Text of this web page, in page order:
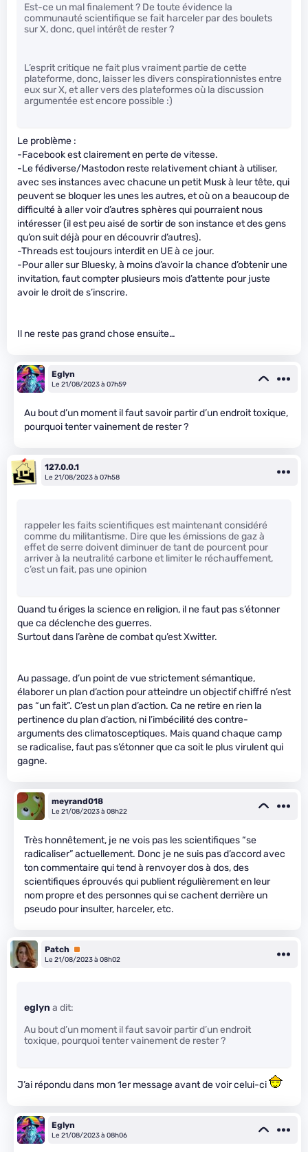
Est-ce un mal finalement ? De toute évidence la
communauté scientifique se fait harceler par des boulets
sur X, donc, quel intérêt de rester ?
L’esprit critique ne fait plus vraiment partie de cette
plateforme, donc, laisser les divers conspirationnistes entre
eux sur X, et aller vers des plateformes où la discussion
argumentée est encore possible :)
Le problème :
-Facebook est clairement en perte de vitesse.
-Le fédiverse/Mastodon reste relativement chiant à utiliser,
avec ses instances avec chacune un petit Musk à leur tête, qui
peuvent se bloquer les unes les autres, et où on a beaucoup de
difficulté à aller voir d’autres sphères qui pourraient nous
intéresser (il est peu aisé de sortir de son instance et des gens
qu’on suit déjà pour en découvrir d’autres).
-Threads est toujours interdit en UE à ce jour.
-Pour aller sur Bluesky, à moins d’avoir la chance d’obtenir une
invitation, faut compter plusieurs mois d’attente pour juste
avoir le droit de s’inscrire.
Il ne reste pas grand chose ensuite…
Eglyn
Le 21/08/2023 à 07h59
Au bout d’un moment il faut savoir partir d’un endroit toxique,
pourquoi tenter vainement de rester ?
127.0.0.1
Le 21/08/2023 à 07h58
rappeler les faits scientifiques est maintenant considéré
comme du militantisme. Dire que les émissions de gaz à
effet de serre doivent diminuer de tant de pourcent pour
arriver à la neutralité carbone et limiter le réchauffement,
c’est un fait, pas une opinion
Quand tu ériges la science en religion, il ne faut pas s’étonner
que ca déclenche des guerres.
Surtout dans l’arène de combat qu’est Xwitter.
Au passage, d’un point de vue strictement sémantique,
élaborer un plan d’action pour atteindre un objectif chiffré n’est
pas “un fait”. C’est un plan d’action. Ca ne retire en rien la
pertinence du plan d’action, ni l’imbécilité des contre-
arguments des climatosceptiques. Mais quand chaque camp
se radicalise, faut pas s’étonner que ca soit le plus virulent qui
gagne.
meyrand018
Le 21/08/2023 à 08h22
Très honnêtement, je ne vois pas les scientifiques “se
radicaliser” actuellement. Donc je ne suis pas d’accord avec
ton commentaire qui tend à renvoyer dos à dos, des
scientifiques éprouvés qui publient régulièrement en leur
nom propre et des personnes qui se cachent derrière un
pseudo pour insulter, harceler, etc.
Patch Premium
Le 21/08/2023 à 08h02
eglyn a dit:
Au bout d’un moment il faut savoir partir d’un endroit
toxique, pourquoi tenter vainement de rester ?
J’ai répondu dans mon 1er message avant de voir celui-ci
Eglyn
Le 21/08/2023 à 08h06